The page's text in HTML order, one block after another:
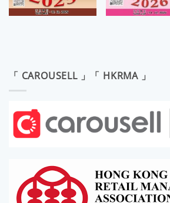
「 CAROUSELL 」「 HKRMA 」